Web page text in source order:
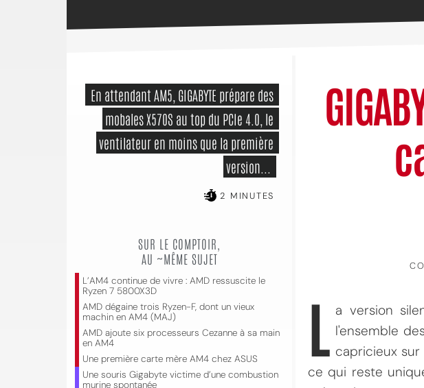
L
a version
l'ensemble
capricieux
ce qui reste
mobales X570S au top du PCIe 4.0, le
ventilateur en moins que la première
version...
2 MINUTES
SUR LE COMPTOIR,
AU ~MÊME SUJET
L’AM4 continue de vivre : AMD ressuscite le
Ryzen 7 5800X3D
AMD dégaine trois Ryzen-F, dont un vieux
machin en AM4 (MAJ)
AMD ajoute six processeurs Cezanne à sa main
en AM4
Une première carte mère AM4 chez ASUS
Une souris Gigabyte victime d’une combustion
murine spontanée